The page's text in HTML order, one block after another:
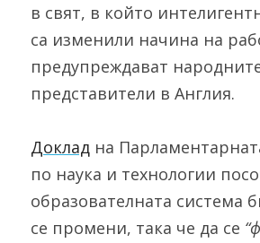
в свят, в който
са изменили начина на
предупреждават
представители в Англия.
Доклад на
по наука и технологии
образователната система
се промени, така че да се